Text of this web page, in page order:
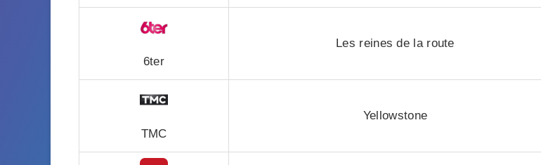
6ter
Les reines de la route
TMC
Yellowstone